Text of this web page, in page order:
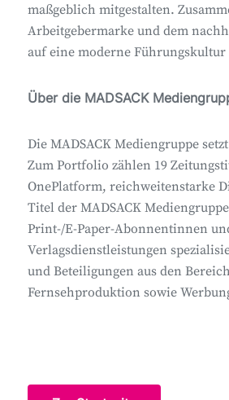
maßgeblich mitgestalten.
Arbeitgebermarke und dem
auf eine moderne Führungskultur
Über die MADSACK
Die MADSACK Mediengruppe
Zum Portfolio zählen 19
OnePlatform, reichweitenstarke
Titel der MADSACK
Print-/E-Paper-Abonnentinnen
Verlagsdienstleistungen
und Beteiligungen aus den
Fernsehproduktion sowie